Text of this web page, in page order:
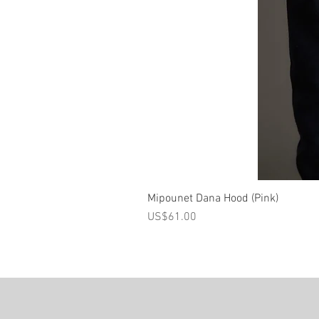
Mipounet Dana Hood (Pink)
가격
US$61.00